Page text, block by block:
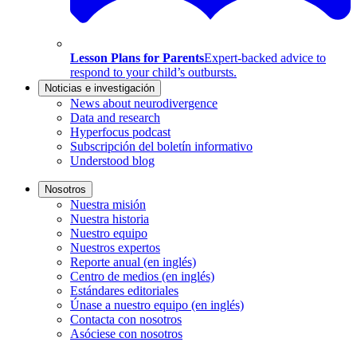
Lesson Plans for ParentsExpert-backed advice to
respond to your child’s outbursts.
Noticias e investigación
News about neurodivergence
Data and research
Hyperfocus podcast
Subscripción del boletín informativo
Understood blog
Nosotros
Nuestra misión
Nuestra historia
Nuestro equipo
Nuestros expertos
Reporte anual (en inglés)
Centro de medios (en inglés)
Estándares editoriales
Únase a nuestro equipo (en inglés)
Contacta con nosotros
Asóciese con nosotros